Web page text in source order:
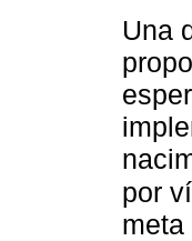
Una
por
meta